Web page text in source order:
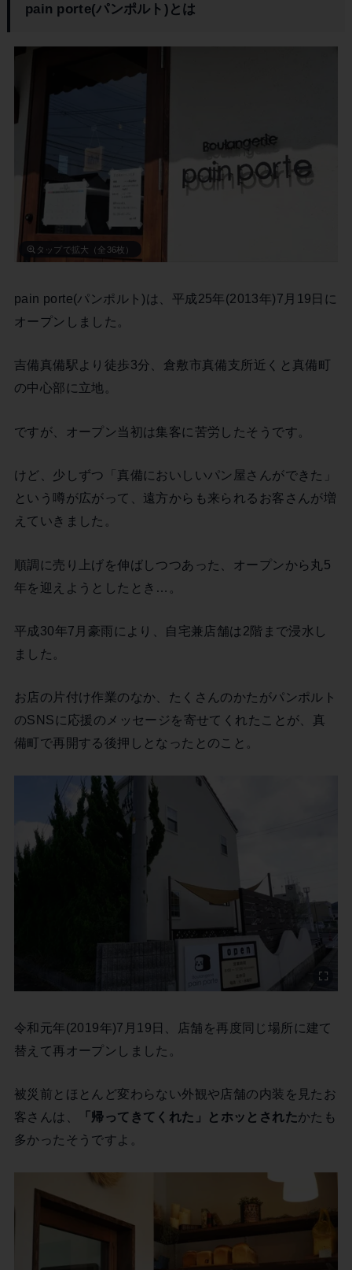
pain porte(パンポルト)とは
タップで拡大（全36枚）
pain porte(パンポルト)は、平成25年(2013年)7月19日に
オープンしました。
吉備真備駅より徒歩3分、倉敷市真備支所近くと真備町
の中心部に立地。
ですが、オープン当初は集客に苦労したそうです。
けど、少しずつ「真備においしいパン屋さんができた」
という噂が広がって、遠方からも来られるお客さんが増
えていきました。
順調に売り上げを伸ばしつつあった、オープンから丸5
年を迎えようとしたとき…。
平成30年7月豪雨により、自宅兼店舗は2階まで浸水し
ました。
お店の片付け作業のなか、たくさんのかたがパンポルト
のSNSに応援のメッセージを寄せてくれたことが、真
備町で再開する後押しとなったとのこと。
令和元年(2019年)7月19日、店舗を再度同じ場所に建て
替えて再オープンしました。
被災前とほとんど変わらない外観や店舗の内装を見たお
客さんは、
「帰ってきてくれた」とホッとされたかたも
多かったそうですよ。